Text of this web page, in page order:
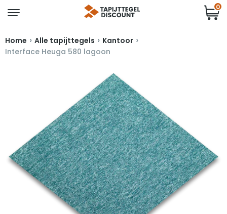
0
Home › Alle tapijttegels › Kantoor ›
Interface Heuga 580 lagoon